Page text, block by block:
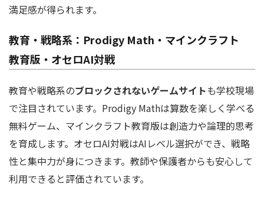
満足感が得られます。
教育・戦略系：Prodigy Math・マインクラフト
教育版・オセロAI対戦
教育や戦略系のブロックされないゲームサイトも学校現場
で注目されています。Prodigy Mathは算数を楽しく学べる
無料ゲーム、マインクラフト教育版は創造力や論理的思考
を育成します。オセロAI対戦はAIレベル選択ができ、戦略
性と集中力が身につきます。教師や保護者からも安心して
利用できると評価されています。